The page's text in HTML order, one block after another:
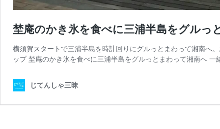
埜庵のかき氷を食べに三浦半島をグルっ
横須賀スタートで三浦半島を時計回りにグルっとまわって湘南へ
ップ 埜庵のかき氷を食べに三浦半島をグルっとまわって湘南へ
じてんしゃ三昧